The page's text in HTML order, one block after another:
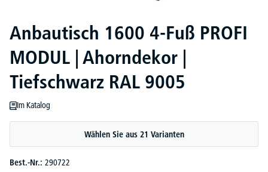
Anbautisch 1600 4-Fuß PROFI
MODUL | Ahorndekor |
Tiefschwarz RAL 9005
Im Katalog
Wählen Sie aus 21 Varianten
Best.-Nr.: 290722